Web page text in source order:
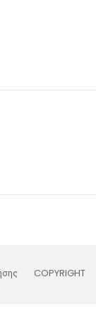
COPYRIGHT